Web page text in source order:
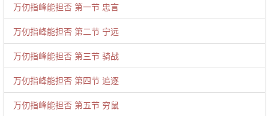
万仞指峰能担否 第一节 忠言
万仞指峰能担否 第二节 宁远
万仞指峰能担否 第三节 骑战
万仞指峰能担否 第四节 追逐
万仞指峰能担否 第五节 穷鼠